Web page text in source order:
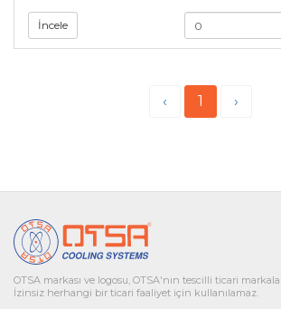
İncele
‹ 1 ›
OTSA markası ve logosu, OTSA'nın tescilli ticari
İzinsiz herhangi bir ticari faaliyet için kullanılamaz.